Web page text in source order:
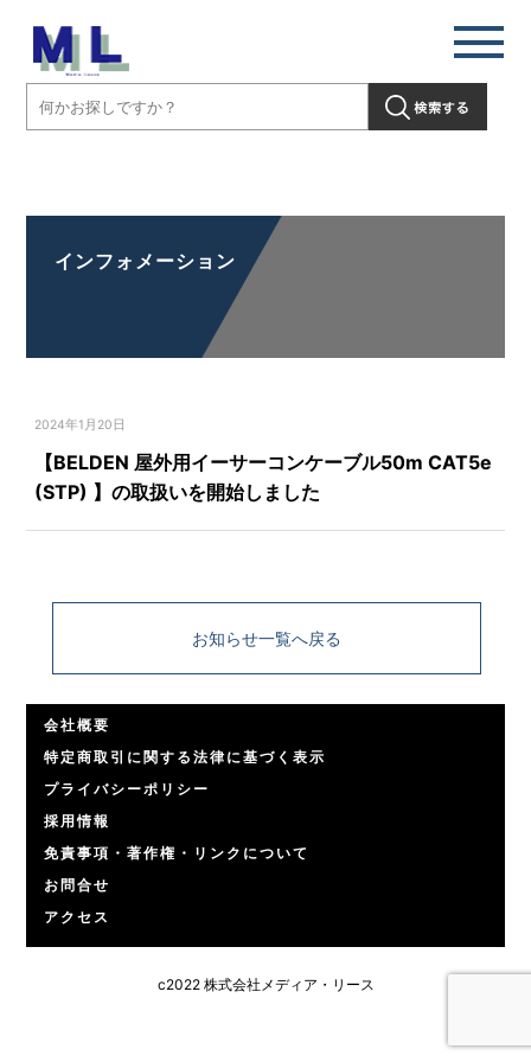
インフォメーション
2024年1月20日
【BELDEN 屋外用イーサーコンケーブル50m CAT5e
(STP) 】の取扱いを開始しました
お知らせ一覧へ戻る
会社概要
特定商取引に関する法律に基づく表示
プライバシーポリシー
採用情報
免責事項・著作権・リンクについて
お問合せ
アクセス
c2022 株式会社メディア・リース